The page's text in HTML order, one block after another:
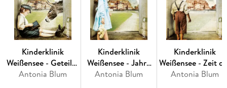
Der dritte Band der beliebten Saga rund um die Kinderärztin
Kinderklinik
Weißensee - Geteilte
Träume
Antonia Blum
Kinderklinik
Weißensee - Jahre
der Hoffnung
Antonia Blum
Kinderklinik
Weißensee - Zeit
Wunder
Antonia Blum